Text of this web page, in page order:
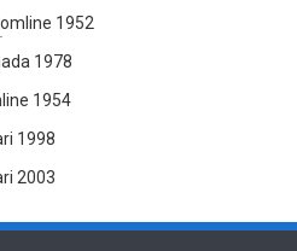
1952
1978
1954
1998
2003